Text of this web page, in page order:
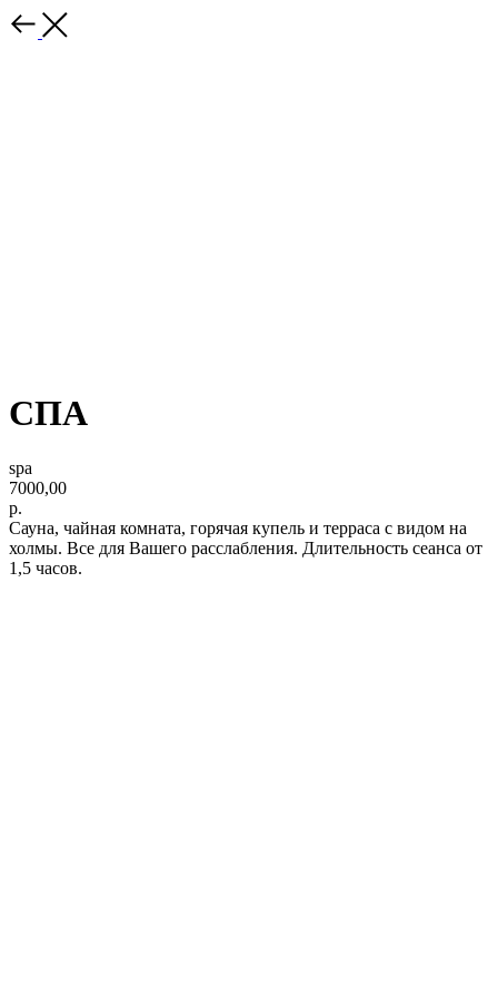
СПА
spa
7000,00
р.
Сауна, чайная комната, горячая купель и терраса с видом на
холмы. Все для Вашего расслабления. Длительность сеанса от
1,5 часов.